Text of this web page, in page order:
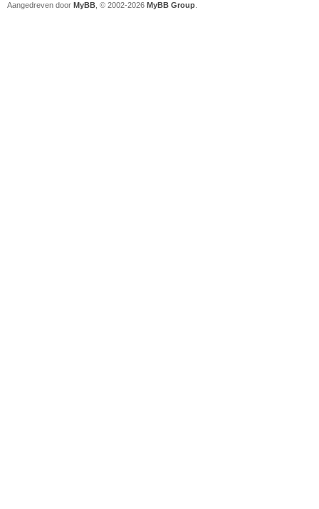
Aangedreven door MyBB , © 2002-2026 MyBB Group